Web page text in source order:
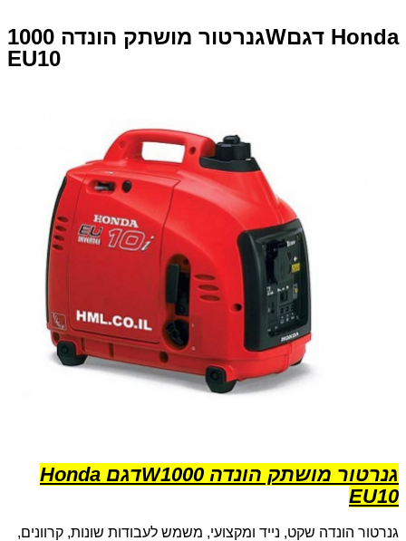
גנרטור מושתק הונדה 1000Wדגם Honda
EU10
גנרטור מושתק הונדה 1000 Wדגם Honda
EU10
גנרטור הונדה שקט, נייד ומקצועי, משמש לעבודות שונות, קרוונים,